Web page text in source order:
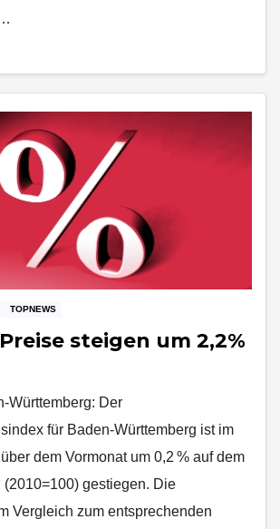
TOPNEWS
steigen um 2,2%
Württemberg: Der
für Baden-Württemberg ist im
dem Vormonat um 0,2 % auf dem
(2010=100) gestiegen. Die
Vergleich zum entsprechenden